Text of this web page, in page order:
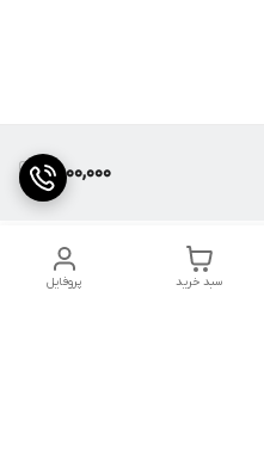
7,000,000
پروفایل سبد خرید